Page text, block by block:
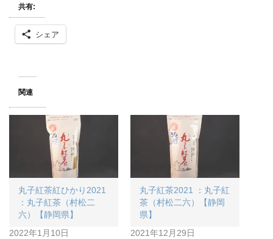
共有:
シェア
関連
丸子紅茶紅ひかり2021
：丸子紅茶（村松二
六）【静岡県】
2022年1月10日
丸子紅茶2021 ：丸子紅
茶（村松二六）【静岡
県】
2021年12月29日